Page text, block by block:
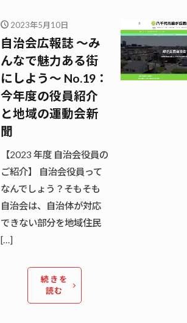
2023年5月10日
自治会広報誌 〜み
んなで魅力ある街
にしよう〜 No.19：
今年度の役員紹介
と地域の運動会新
聞
【2023 年度 自治会役員の
ご紹介】 自治会役員って
なんでしょう？そもそも
自治会は、自治体が対応
できない部分を地域住民
[…]
続きを
読む